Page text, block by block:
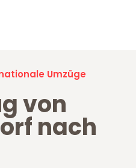
Umzüge
von
nach